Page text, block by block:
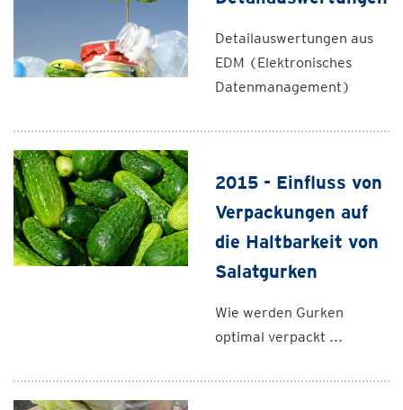
Detailauswertungen aus
EDM (Elektronisches
Datenmanagement)
2015 - Einfluss von
Verpackungen auf
die Haltbarkeit von
Salatgurken
Wie werden Gurken
optimal verpackt ...